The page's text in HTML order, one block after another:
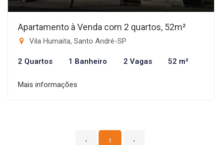
Apartamento à Venda com 2 quartos, 52m²
Vila Humaita, Santo André-SP
2 Quartos 1 Banheiro 2 Vagas 52 m²
Mais informações
‹ 1 ›